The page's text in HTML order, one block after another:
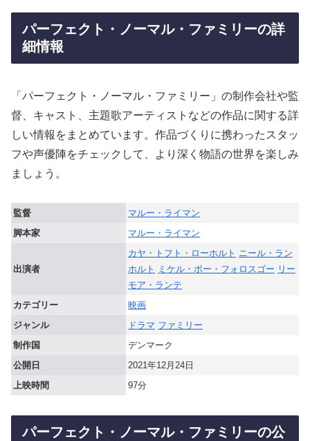
パーフェクト・ノーマル・ファミリーの詳
細情報
「パーフェクト・ノーマル・ファミリー」の制作会社や監
督、キャスト、主題歌アーティストなどの作品に関する詳
しい情報をまとめています。作品づくりに携わったスタッ
フや声優陣をチェックして、より深く物語の世界を楽しみ
ましょう。
監督
マルー・ライマン
脚本家
マルー・ライマン
出演者
カヤ・トフト・ローホルト ニール・ラン
ホルト
ミケル・ボー・フォロスゴー リー
モア・ランテ
カテゴリー
映画
ジャンル
ドラマ ファミリー
制作国
デンマーク
公開日
2021年12月24日
上映時間
97分
パーフェクト・ノーマル・ファミリーの公